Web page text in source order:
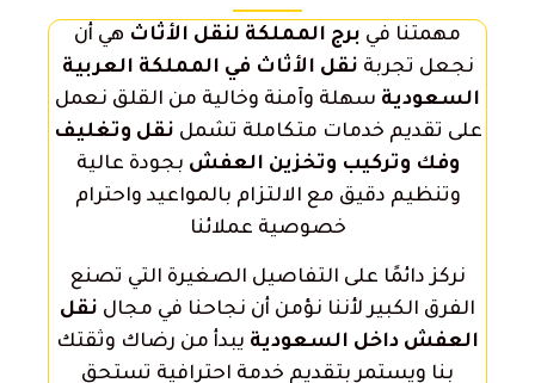
مهمتنا في برج المملكة لنقل الأثاث هي أن
نجعل تجربة نقل الأثاث في المملكة العربية
السعودية سهلة وآمنة وخالية من القلق نعمل
على تقديم خدمات متكاملة تشمل نقل وتغليف
وفك وتركيب وتخزين العفش بجودة عالية
وتنظيم دقيق مع الالتزام بالمواعيد واحترام
خصوصية عملائنا
نركز دائمًا على التفاصيل الصغيرة التي تصنع
الفرق الكبير لأننا نؤمن أن نجاحنا في مجال نقل
العفش داخل السعودية يبدأ من رضاك وثقتك
بنا ويستمر بتقديم خدمة احترافية تستحق